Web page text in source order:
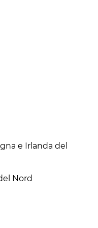
Brazaville)
Congo
e Irlanda del
Nord